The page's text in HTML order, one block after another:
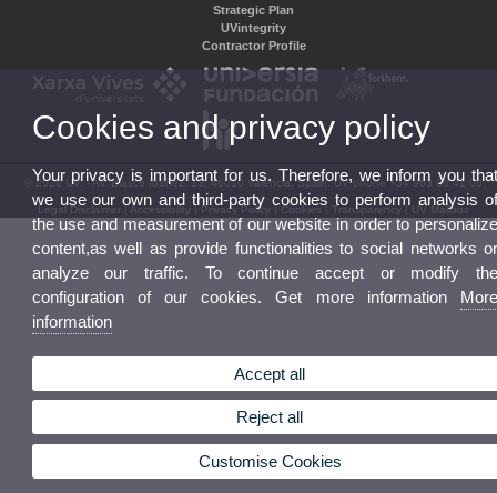
Strategic Plan
UVintegrity
Contractor Profile
© 2026 UV. - Av. Blasco Ibáñez, 13. 46010 Valencia. Spain. UV phone +34 963 86 41 00
Legal Disclaimer |Accessibility|Privacy Policy | Cookies| Transparency|UV Mailbox
Cookies and privacy policy
Your privacy is important for us. Therefore, we inform you
we use our own and third-party cookies to perform analysis
the use and measurement of our website in order to
content,as well as provide functionalities to social networks
analyze our traffic. To continue accept or modify
configuration of our cookies. Get more information
information
Accept all
Reject all
Customise Cookies